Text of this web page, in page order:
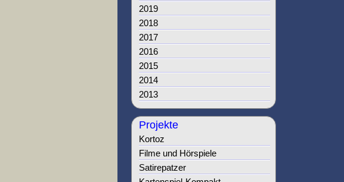
2019
2018
2017
2016
2015
2014
2013
Projekte
Kortoz
Filme und Hörspiele
Satirepatzer